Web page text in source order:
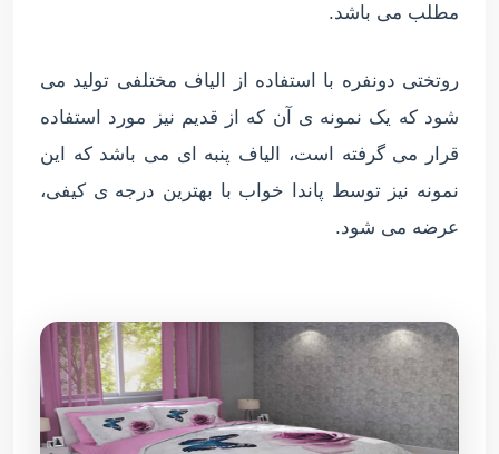
مطلب می باشد.
روتختی دونفره با استفاده از الیاف مختلفی تولید می
شود که یک نمونه ی آن که از قدیم نیز مورد استفاده
قرار می گرفته است، الیاف پنبه ای می باشد که این
نمونه نیز توسط پاندا خواب با بهترین درجه ی کیفی،
عرضه می شود.